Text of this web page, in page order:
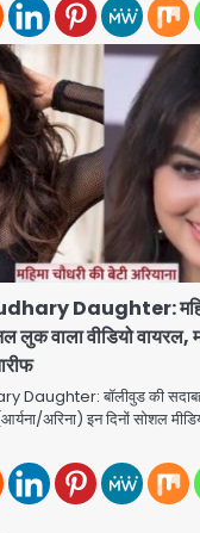
Daughter: महिमा
लुक वाला वीडियो वायरल,
बॉलीवुड की
अरिना) इन दिनों सोशल
आॅपरेशन ह्यप्रहारह्ण : 72
जिला पुलिस का बड़ा एक्शन
Team JHJ
Sajid Rashidi’s
शिवभक्त नहीं, आतंकवादी
कांवड़ियों पर विवादित
कराई FIR, NSA की मांग
Avinash Kumar
Har Ghar
गौतमबुद्धनगर में 9 से 17
जागरूकता महाअभियान,
बैठक
Avinash Kumar
माल की खरीद-फरोख्त करने
भंडाफोड़
Team JHJ